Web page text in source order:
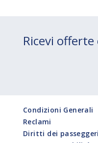
Ricevi
Condizioni Generali
Reclami
Diritti dei passeggeri